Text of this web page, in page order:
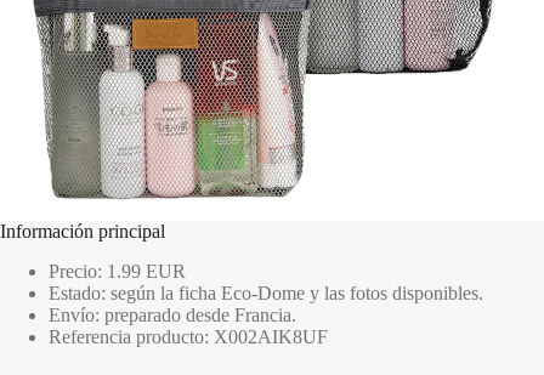
Información principal
Precio: 1.99 EUR
Estado: según la ficha Eco-Dome y las fotos disponibles.
Envío: preparado desde Francia.
Referencia producto: X002AIK8UF